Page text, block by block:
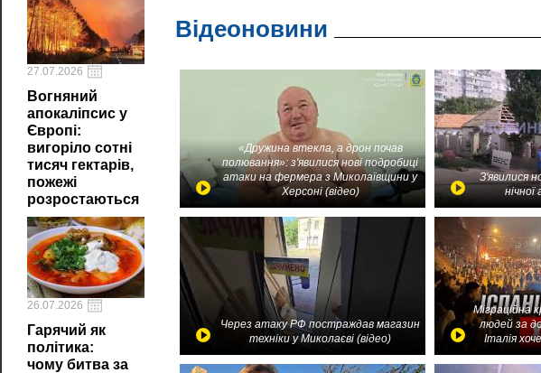
27.07.2026
Вогняний
апокаліпсис у
Європі:
вигоріло сотні
тисяч гектарів,
пожежі
розростаються
26.07.2026
Гарячий як
політика:
чому битва за
Відеоновини
«Дружина втекла, а дрон почав
полювання»: з'явилися нові подробиці
атаки на фермера з Миколаївщини у
Херсоні (відео)
З'явилися
Через атаку РФ постраждав магазин
техніки у Миколаєві (відео)
Міграційна
людей за
Італія